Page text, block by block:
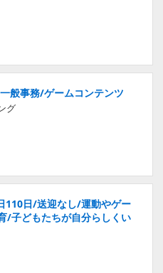
般事務/ゲームコンテンツ
グ
110日/送迎なし/運動やゲー
/子どもたちが自分らしくい